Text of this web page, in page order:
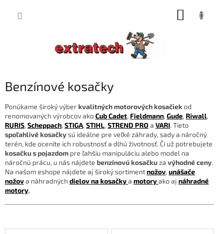
Benzínové kosačky
Ponúkame široký výberkvalitných motorových kosačiekod
renomovaných výrobcov akoCub Cadet, Fieldmann, Gude, Riwall,
RURIS, Scheppach, STIGA, STIHL, STREND PRO a VARI. Tieto
spoľahlivé kosačkysú ideálne pre veľké záhrady, sady a náročný
terén, kde oceníte ich robustnosť a dlhú životnosť. Či už potrebujete
kosačku s pojazdom pre ľahšiu manipuláciu alebo model na
náročnú prácu, u nás nájdete benzínovú kosačkuza výhodné ceny.
Na našom eshope nájdete aj široký sortimentnožov, unášače
nožova náhradných dielov na kosačkya motoryako aj náhradné
motory.